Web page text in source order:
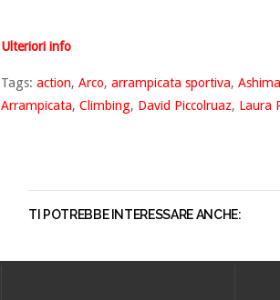
Ulteriori info
Tags: action, Arco, arrampicata sportiva,
Arrampicata, Climbing, David Piccolruaz, Laura
TI POTREBBE INTERESSARE ANCHE: